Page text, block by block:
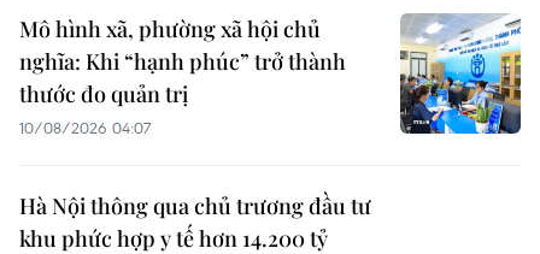
Mô hình xã, phường xã hội chủ
nghĩa: Khi “hạnh phúc” trở thành
thước đo quản trị
10/08/2026 04:07
Hà Nội thông qua chủ trương đầu tư
khu phức hợp y tế hơn 14.200 tỷ